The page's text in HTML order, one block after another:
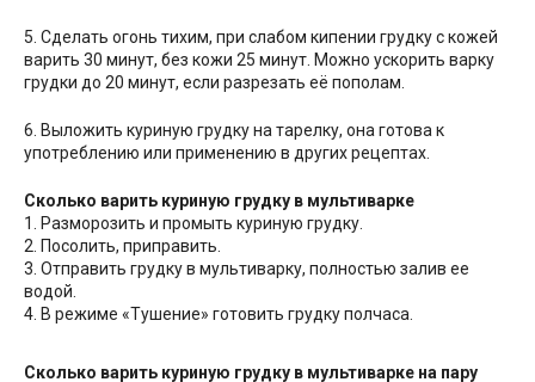
5. Сделать огонь тихим, при слабом кипении грудку с кожей
варить 30 минут, без кожи 25 минут. Можно ускорить варку
грудки до 20 минут, если разрезать её пополам.
6. Выложить куриную грудку на тарелку, она готова к
употреблению или применению в других рецептах.
Сколько варить куриную грудку в мультиварке
1. Разморозить и промыть куриную грудку.
2. Посолить, приправить.
3. Отправить грудку в мультиварку, полностью залив ее
водой.
4. В режиме «Тушение» готовить грудку полчаса.
Сколько варить куриную грудку в мультиварке на пару